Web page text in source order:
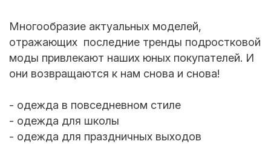
Многообразие актуальных моделей,
отражающих последние тренды подростковой
моды привлекают наших юных покупателей. И
они возвращаются к нам снова и снова!
- одежда в повседневном стиле
- одежда для школы
- одежда для праздничных выходов